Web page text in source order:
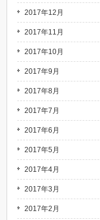
2017年12月
2017年11月
2017年10月
2017年9月
2017年8月
2017年7月
2017年6月
2017年5月
2017年4月
2017年3月
2017年2月